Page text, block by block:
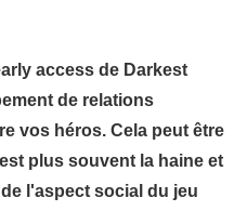
access de Darkest
de relations
vos héros. Cela peut être
plus souvent la haine et
l'aspect social du jeu